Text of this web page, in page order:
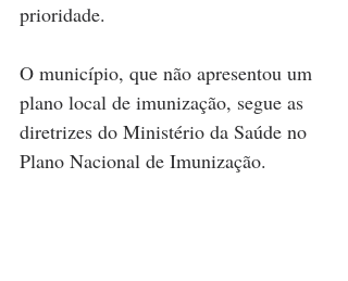
prioridade.
O município, que não apresentou um
plano local de imunização, segue as
diretrizes do Ministério da Saúde no
Plano Nacional de Imunização.